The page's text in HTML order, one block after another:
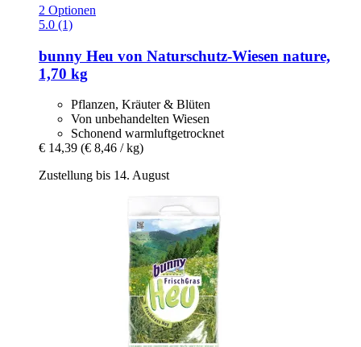
2 Optionen
5.0 (1)
bunny Heu von Naturschutz-​Wiesen nature,
1,70 kg
Pflanzen, Kräuter & Blüten
Von unbehandelten Wiesen
Schonend warmluftgetrocknet
€ 14,39 (€ 8,46 / kg)
Zustellung bis 14. August